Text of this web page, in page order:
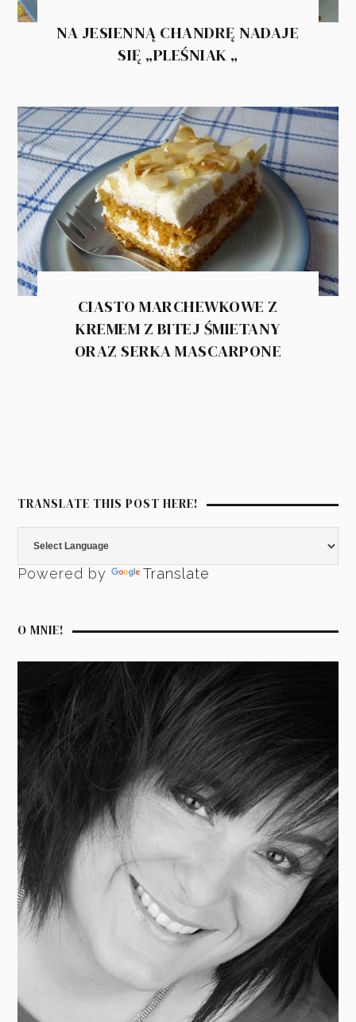
NA JESIENNĄ CHANDRĘ NADAJE
SIĘ „PLEŚNIAK „
CIASTO MARCHEWKOWE Z
KREMEM Z BITEJ ŚMIETANY
ORAZ SERKA MASCARPONE
TRANSLATE THIS POST HERE!
Powered by Translate
O MNIE!